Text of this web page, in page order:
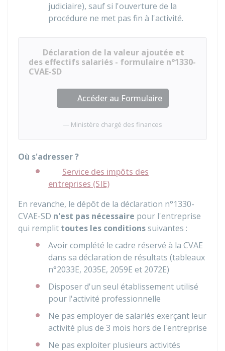
judiciaire), sauf si l'ouverture de la
procédure ne met pas fin à l'activité.
Déclaration de la valeur ajoutée et
des effectifs salariés - formulaire n°1330-
CVAE-SD
Accéder au Formulaire
Ministère chargé des finances
Où s'adresser ?
Service des impôts des
entreprises (SIE)
En revanche, le dépôt de la déclaration n°1330-
CVAE-SD n'est pas nécessaire pour l'entreprise
qui remplit toutes les conditionssuivantes :
Avoir complété le cadre réservé à la CVAE
dans sa déclaration de résultats (tableaux
n°2033E, 2035E, 2059E et 2072E)
Disposer d'un seul établissement utilisé
pour l'activité professionnelle
Ne pas employer de salariés exerçant leur
activité plus de 3 mois hors de l'entreprise
Ne pas exploiter plusieurs activités